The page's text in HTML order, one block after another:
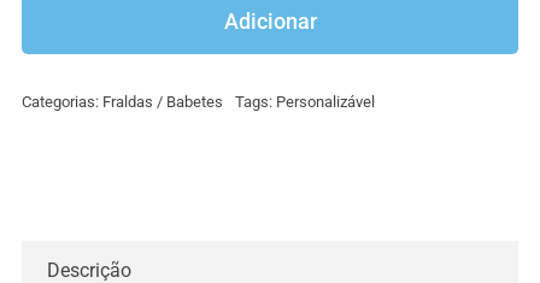
Babete
com
Adicionar
Categorias: Fraldas / Babetes Tags: Personalizável
Descrição